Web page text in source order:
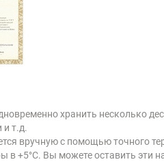
хранить несколько
т.д.
вручную с помощью точного
+5°C. Вы можете оставить эти